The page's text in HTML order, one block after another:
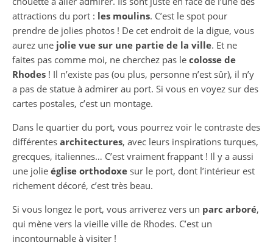
attractions du port : les moulins. C’est le spot pour
prendre de jolies photos ! De cet endroit de la digue, vous
aurez une jolie vue sur une partie de la ville. Et ne
faites pas comme moi, ne cherchez pas le colosse de
Rhodes ! Il n’existe pas (ou plus, personne n’est sûr), il n’y
a pas de statue à admirer au port. Si vous en voyez sur des
cartes postales, c’est un montage.
Dans le quartier du port, vous pourrez voir le contraste des
différentes architectures, avec leurs inspirations turques,
grecques, italiennes… C’est vraiment frappant ! Il y a aussi
une jolie église orthodoxe sur le port, dont l’intérieur est
richement décoré, c’est très beau.
Si vous longez le port, vous arriverez vers un parc arboré,
qui mène vers la vieille ville de Rhodes. C’est un
incontournable à visiter !